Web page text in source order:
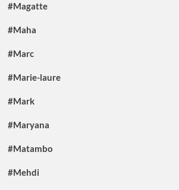
#Magatte
#Maha
#Marc
#Marie-laure
#Mark
#Maryana
#Matambo
#Mehdi